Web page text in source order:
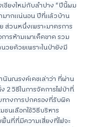
ชียงใหม่กับลำปาง “ปีนี้ผม
มากแน่นอน ปีที่แล้วบ้าน
ส่วนหนึ่งเพราะมาตรการ
ารห้ามเผาเด็ดขาด รวม
วยด้วยเพราะในป่ายังมี
นณรงค์เดชเล่าว่า ที่ผ่าน
2 วิธีในการจัดการไฟป่าที่
ทางการปกครองที่รับผิด
ชนเลือกใช้วิธีบริหาร
นที่ที่มีความเสี่ยงที่ไฟจะ